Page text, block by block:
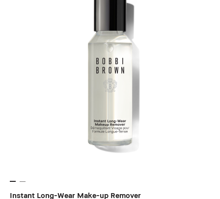
Instant Long-Wear Make-up Remover